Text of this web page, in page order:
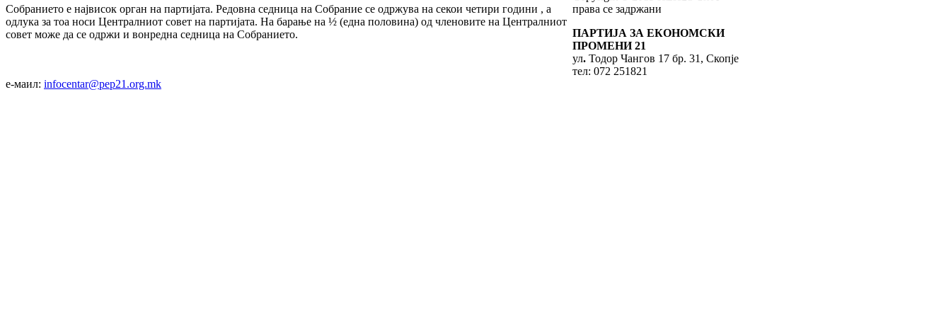
Собранието е највисок орган на партијата. Редовна седница на Собрание се одржува на секои четири години , а
одлука за тоа носи Централниот совет на партијата. На барање на ½ (една половина) од членовите на Централниот
совет може да се одржи и вонредна седница на Собранието.
права се задржани
ПАРТИЈА ЗА ЕКОНОМСКИ
ПРОМЕНИ 21
ул.Тодор Чангов 17 бр. 31, Скопје
тел: 072 251821
е-маил: infocentar@pep21.org.mk